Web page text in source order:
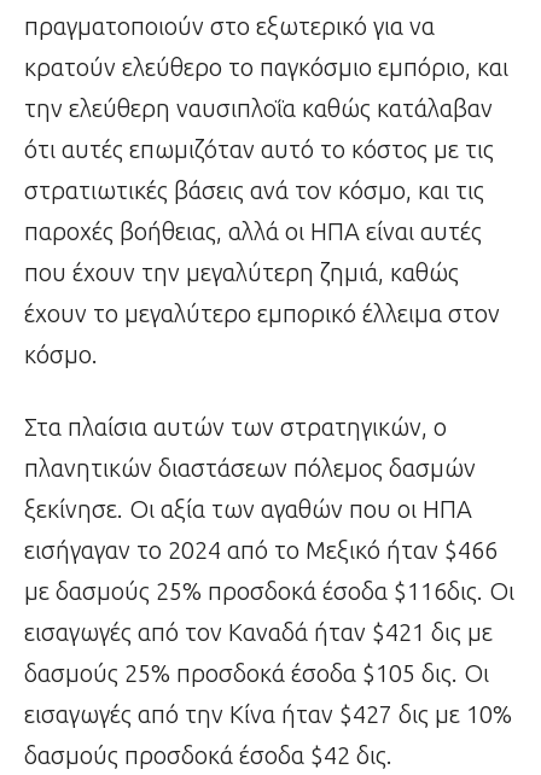
πραγματοποιούν στο εξωτερικό για να
κρατούν ελεύθερο το παγκόσμιο εμπόριο, και
την ελεύθερη ναυσιπλοΐα καθώς κατάλαβαν
ότι αυτές επωμιζόταν αυτό το κόστος με τις
στρατιωτικές βάσεις ανά τον κόσμο, και τις
παροχές βοήθειας, αλλά οι ΗΠΑ είναι αυτές
που έχουν την μεγαλύτερη ζημιά, καθώς
έχουν το μεγαλύτερο εμπορικό έλλειμα στον
κόσμο.
Στα πλαίσια αυτών των στρατηγικών, ο
πλανητικών διαστάσεων πόλεμος δασμών
ξεκίνησε. Οι αξία των αγαθών που οι ΗΠΑ
εισήγαγαν το 2024 από το Μεξικό ήταν $466
με δασμούς 25% προσδοκά έσοδα $116δις. Οι
εισαγωγές από τον Καναδά ήταν $421 δις με
δασμούς 25% προσδοκά έσοδα $105 δις. Οι
εισαγωγές από την Κίνα ήταν $427 δις με 10%
δασμούς προσδοκά έσοδα $42 δις.